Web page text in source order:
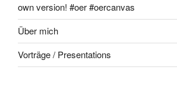
own version! #oer #oercanvas
Über mich
Vorträge / Presentations